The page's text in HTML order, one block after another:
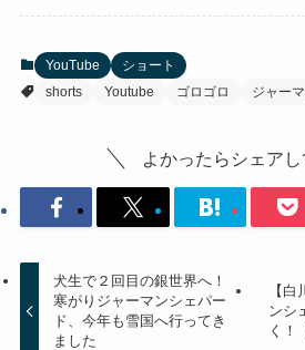
YouTube
ショート
shorts
Youtube ゴロゴロ ジャー
よかったらシェアし
犬生で２回目の銀世界へ！
寒がりジャーマンシェパー
ド、今年も雪国へ行ってき
ました
【
ンシ
く！